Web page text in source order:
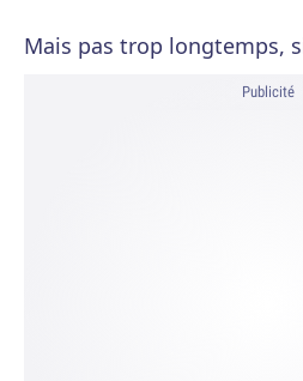
Mais pas trop longtemps,
Publicité